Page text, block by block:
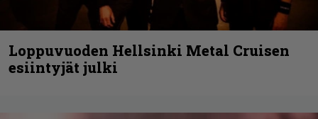
Loppuvuoden Hellsinki Metal Cruisen
esiintyjät julki